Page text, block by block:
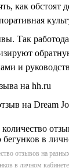
как обстоят
Так
и
на hh.ru
на Dream
отзывов на
в личном